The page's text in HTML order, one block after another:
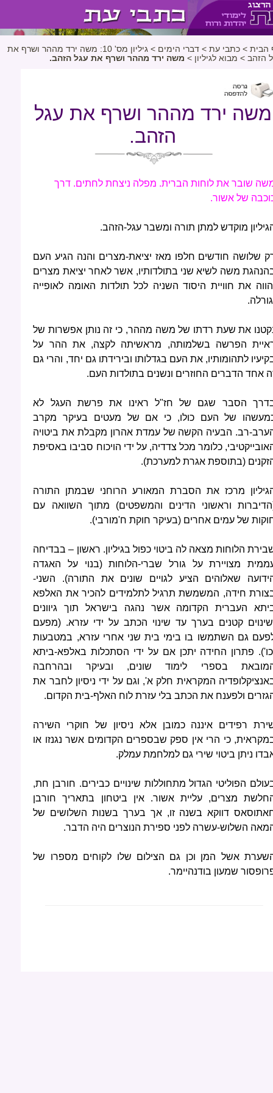
הבית > כתבי עת > דברי הימים >
גיליון מס' 10: משה ירד מההר ושרף את
הזהב > מבוא לגיליון > משה ירד מההר ושרף את עגל הזהב.
משה ירד מההר ושרף את עגל
הזהב.
שובר את לוחות הברית. מפלה ניצחת לחתים. דרך
של אשור.
מוקדש למתן תורה ומשבר עגל-הזהב.
שלושה חודשים חלפו מאז יציאת-מצרים והנה הגיע העם
משה לשיא שני בתולדותיו, אשר לאחר יציאת מצרים
את חוויית היסוד השניה לכל תולדות האומה לאופייה
את שעת רדתו של משה מההר, כי זה נותן אפשרות של
הפרשה בשלמותה, מראשיתה לקצה, את ההר על
לתהומותיו, את העם בגדלותו ובירידתו גם יחד, והרי גם
אחד הדברים החוזרים ונשנים בתולדות העם.
הסבר שגם של חז"ל ראינו את פרשת העגל לא
של העם כולו, כי אם של מעטים בעיקר מקרב
רב. הבעיה הקשה של עמדת אהרון מקבלת את ביטויה
כלומר מכל צדדיה, על ידי הויכוח סביבו באסיפת
(בתוספת אגרת למערכת).
מרכז את הסברת המאורע הרוחני שבמתן התורה
וראשוני הדינים והמשפטים) מתוך השוואה עם
של עמים אחרים (בעיקר חוקת ח'מורבי).
הלוחות מצאה לה ביטוי כפול בגיליון. ראשון – בבדיחה
מצויירת על גורל שברי-הלוחות (בנוי על האגדה
שאלוהים הציע לגויים שונים את התורה). השני-
חידה, המשמשת תרגיל לתלמידים להכיר את האלפא
העברית הקדומה אשר נהגה בישראל תוך גיוונים
קטנים בערך עד שינוי הכתב על ידי עזרא. (מפעם
גם השתמשו בו בימי בית שני אחרי עזרא, במטבעות
פתרון החידה יתכן אם על ידי הסתכלות באלפא-ביתא
בספרי לימוד שונים, ובעיקר ובהרחבה
המקראית חלק א', וגם על ידי ניסיון לחבר את
ולפענח את הכתב בלי עזרת לוח האלף-בית הקדום.
רפידים איננה כמובן אלא ניסיון של חוקרי השירה
כי הרי אין ספק שבספרים הקדומים אשר נגנזו או
ניתן ביטוי שירי גם למלחמת עמלק.
הפוליטי הגדול מתחוללות שינויים כבירים. חורבן חת,
מצרים, עליית אשור. אין ביטחון בתאריך חורבן
דווקא בשנה זו, אך בערך בשנות השלושים של
השלוש-עשרה לפני ספירת הנוצרים היה הדבר.
אשל המן וכן גם הצילום שלו לקוחים מספרו של
שמעון בודנהיימר.